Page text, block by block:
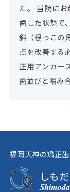
た。 当院に
歯した状態で
斜（根っこの
点を改善する
正用アンカー
歯並びと噛み
福岡天神の矯正歯